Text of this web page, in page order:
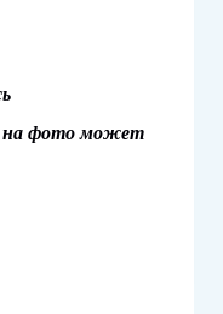
на фото может